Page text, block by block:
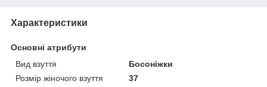
Характеристики
Основні атрибути
Вид взуття
Босоніжки
Розмір жіночого взуття
37